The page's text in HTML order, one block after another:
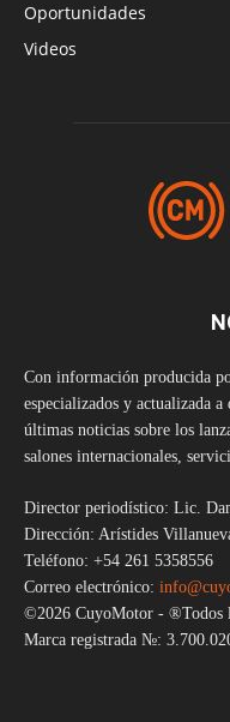
Oportunidades
Videos
Con información producida
especializados y actualizada
últimas noticias sobre los
salones internacionales,
Director periodístico: Lic.
Dirección: Arístides
Teléfono: +54 261 5358556
Correo electrónico:
©2026 CuyoMotor - ®Todos
Marca registrada №: